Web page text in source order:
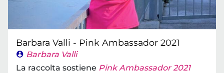
Barbara Valli - Pink Ambassador 2021
Barbara Valli
La raccolta sostiene Pink Ambassador 2021